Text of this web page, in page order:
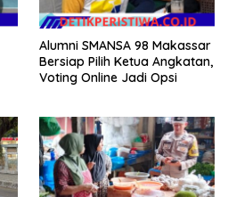
Alumni SMANSA 98 Makassar
Bersiap Pilih Ketua Angkatan,
Voting Online Jadi Opsi